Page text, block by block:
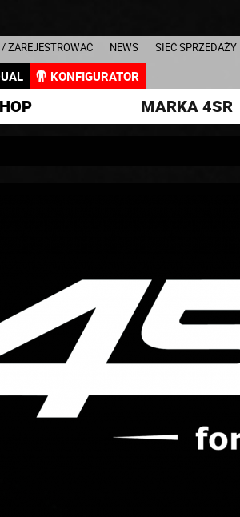
/ ZAREJESTROWAĆ NEWS SIEĆ SPRZEDAŻY
KONFIGURATOR
MARKA 4SR